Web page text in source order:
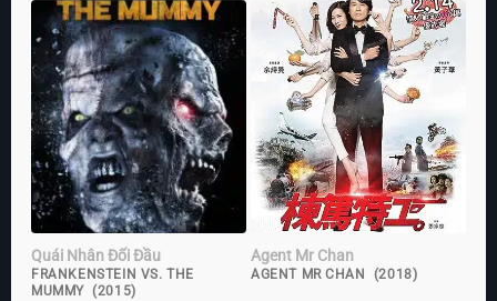
Quái Nhân Đối Đầu
FRANKENSTEIN VS. THE
MUMMY (2015)
Agent Mr Chan
AGENT MR CHAN (2018)